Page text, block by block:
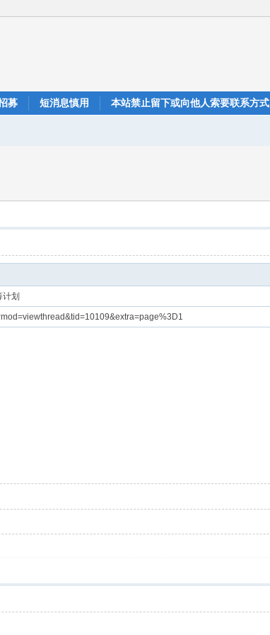
募 短消息慎用 本站禁止留下或向他人索要联系方式
划